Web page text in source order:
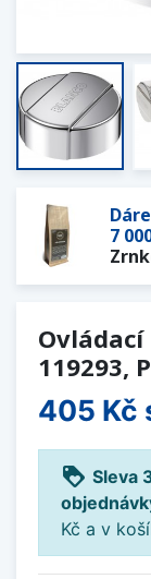
7
119293,
405 Kč
loyalty Sleva
Kč a v